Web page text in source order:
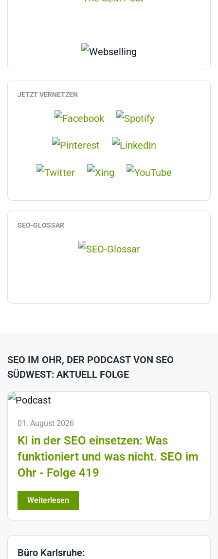
JETZT VERNETZEN
SEO-GLOSSAR
SEO IM OHR, DER PODCAST VON SEO
SÜDWEST: AKTUELL FOLGE
01. August 2026
KI in der SEO einsetzen: Was
funktioniert und was nicht. SEO im
Ohr - Folge 419
Weiterlesen
Büro Karlsruhe: